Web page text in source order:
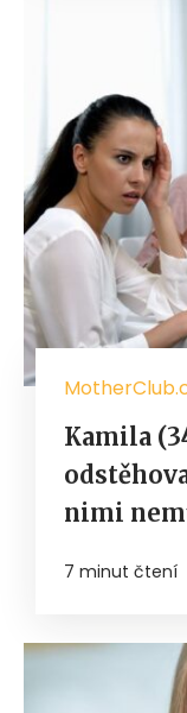
Kamila
nimi
7 minut čtení